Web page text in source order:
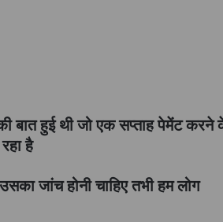
बात हुई थी जो एक सप्ताह पेमेंट करने
है
जांच होनी चाहिए तभी हम लोग